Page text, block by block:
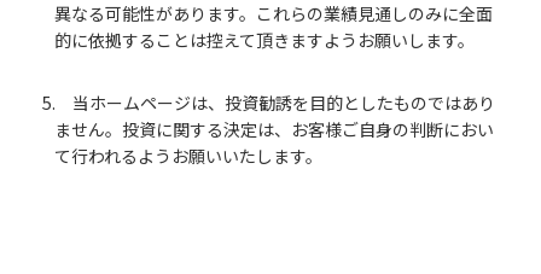
異なる可能性があります。これらの業績見通しのみに全面
的に依拠することは控えて頂きますようお願いします。
5. 当ホームページは、投資勧誘を目的としたものではあり
ません。投資に関する決定は、お客様ご自身の判断におい
て行われるようお願いいたします。